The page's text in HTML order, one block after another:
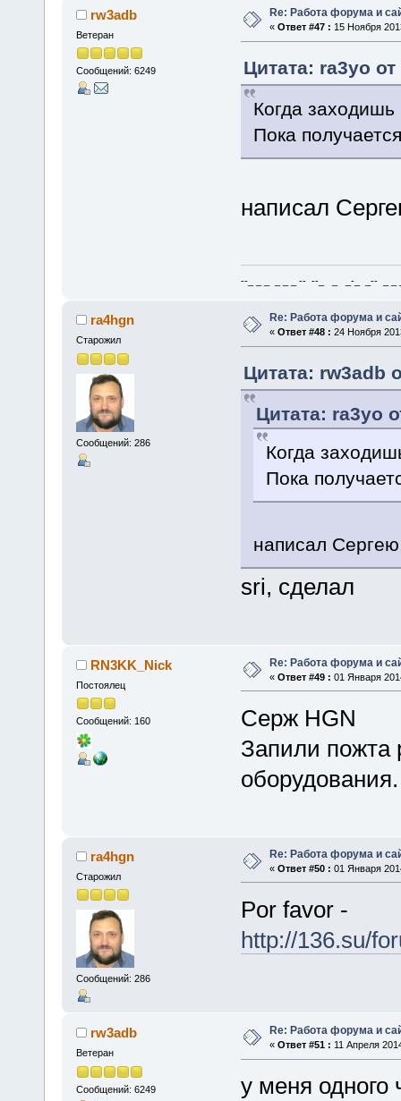
rw3adb
Ветеран
Сообщений: 6249
Re: Работа форума и
« Ответ #47 : 15 Ноября
Цитата: ra3yo
Когда заходишь
Пока
написал
--_ _ _ _ _ _ -- --_ _ _-_ _-- _ _
ra4hgn
Старожил
Сообщений: 286
Re: Работа форума и
« Ответ #48 : 24 Ноября
Цитата: rw3adb
Цитата: ra3yo
Когда
Пока
написал
sri, сделал
RN3KK_Nick
Постоялец
Сообщений: 160
Re: Работа форума и
« Ответ #49 : 01 Января
Серж HGN
Запили пожта
оборудования.
ra4hgn
Старожил
Сообщений: 286
Re: Работа форума и
« Ответ #50 : 01 Января
Por favor -
http://136.su/
rw3adb
Ветеран
Сообщений: 6249
Re: Работа форума и
« Ответ #51 : 11 Апреля
у меня одного